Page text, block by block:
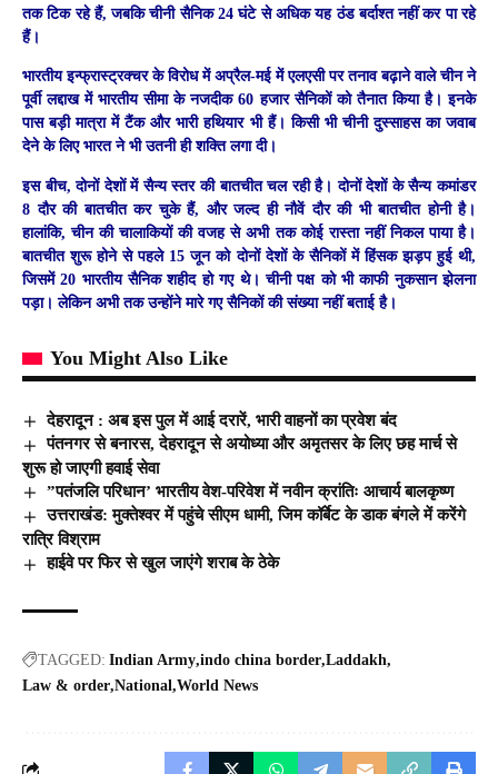
तक टिक रहे हैं, जबकि चीनी सैनिक 24 घंटे से अधिक यह ठंड बर्दाश्त नहीं कर पा रहे
हैं।
भारतीय इन्फ्रास्ट्रक्चर के विरोध में अप्रैल-मई में एलएसी पर तनाव बढ़ाने वाले चीन ने
पूर्वी लद्दाख में भारतीय सीमा के नजदीक 60 हजार सैनिकों को तैनात किया है। इनके
पास बड़ी मात्रा में टैंक और भारी हथियार भी हैं। किसी भी चीनी दुस्साहस का जवाब
देने के लिए भारत ने भी उतनी ही शक्ति लगा दी।
इस बीच, दोनों देशों में सैन्य स्तर की बातचीत चल रही है। दोनों देशों के सैन्य कमांडर
8 दौर की बातचीत कर चुके हैं, और जल्द ही नौवें दौर की भी बातचीत होनी है।
हालांकि, चीन की चालाकियों की वजह से अभी तक कोई रास्ता नहीं निकल पाया है।
बातचीत शुरू होने से पहले 15 जून को दोनों देशों के सैनिकों में हिंसक झड़प हुई थी,
जिसमें 20 भारतीय सैनिक शहीद हो गए थे। चीनी पक्ष को भी काफी नुकसान झेलना
पड़ा। लेकिन अभी तक उन्होंने मारे गए सैनिकों की संख्या नहीं बताई है।
You Might Also Like
देहरादून : अब इस पुल में आई दरारें, भारी वाहनों का प्रवेश बंद
पंतनगर से बनारस, देहरादून से अयोध्या और अमृतसर के लिए छह मार्च से
शुरू हो जाएगी हवाई सेवा
”पतंजलि परिधान’ भारतीय वेश-परिवेश में नवीन क्रांतिः आचार्य बालकृष्ण
उत्तराखंड: मुक्तेश्वर में पहुंचे सीएम धामी, जिम कॉर्बेट के डाक बंगले में करेंगे
रात्रि विश्राम
हाईवे पर फिर से खुल जाएंगे शराब के ठेके
TAGGED: Indian Army indo china border Laddakh
Law & order National World News